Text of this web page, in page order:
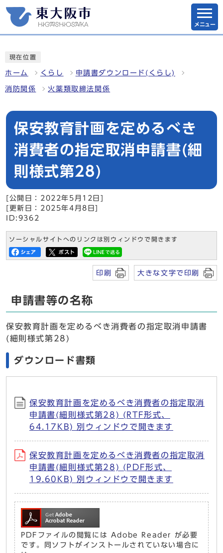
メニュー
現在位置
ホーム くらし 申請書ダウンロード(くらし)
消防関係 火薬類取締法関係
保安教育計画を定めるべき
消費者の指定取消申請書(細
則様式第28)
[公開日：2022年5月12日]
[更新日：2025年4月8日]
ID:9362
ソーシャルサイトへのリンクは別ウィンドウで開きます
印刷 大きな文字で印刷
申請書等の名称
保安教育計画を定めるべき消費者の指定取消申請書
(細則様式第28)
ダウンロード書類
保安教育計画を定めるべき消費者の指定取消
申請書(細則様式第28) (RTF形式、
64.17KB) 別ウィンドウで開きます
保安教育計画を定めるべき消費者の指定取消
申請書(細則様式第28) (PDF形式、
19.60KB) 別ウィンドウで開きます
PDFファイルの閲覧には Adobe Reader が必要
です。同ソフトがインストールされていない場合に